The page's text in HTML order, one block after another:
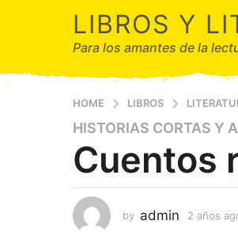
LIBROS Y
Para los amantes de la
HOME LIBROS
2
a
ñ
s
a
HISTORIAS CORTAS Y
Cuentos
by admin 2 años